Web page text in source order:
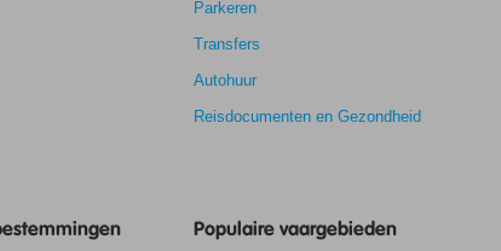
Parkeren
Transfers
Autohuur
Reisdocumenten en Gezondheid
Populaire vaargebieden